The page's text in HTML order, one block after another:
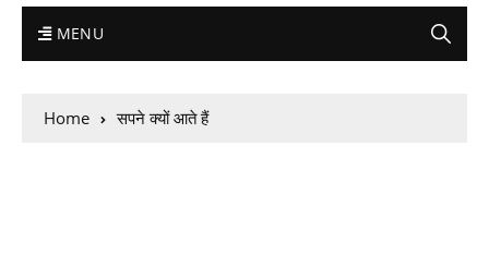
MENU
Home सपने क्यों आते हैं